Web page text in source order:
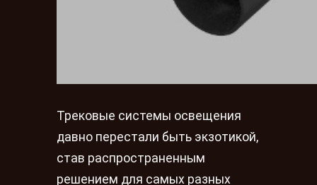
Трековые системы освещения
давно перестали быть экзотикой,
став распространенным
решением для самых разных